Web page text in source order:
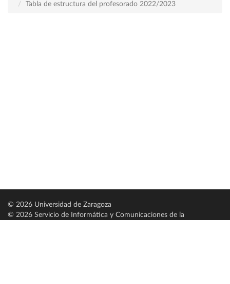
Tabla de estructura del profesorado 2022/2023
© 2026 Universidad de Zaragoza
© 2026 Servicio de Informática y Comunicaciones de la